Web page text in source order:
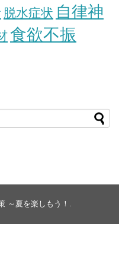
脱水症状 自律神
食欲不振
～夏を楽しもう！